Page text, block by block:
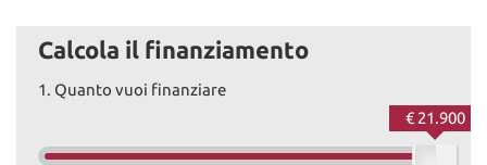
Calcola il finanziamento
1. Quanto vuoi finanziare
€ 21.900